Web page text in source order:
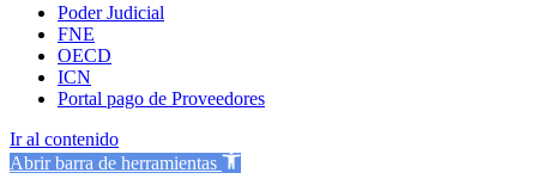
Poder Judicial
FNE
OECD
ICN
Portal pago de Proveedores
Ir al contenido
Abrir barra de herramientas